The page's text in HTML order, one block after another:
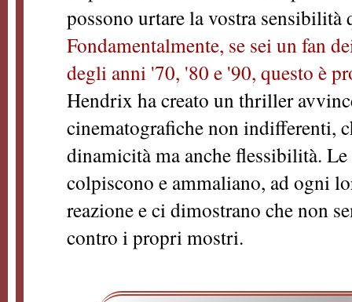
possono urtare la vostra
Fondamentalmente, se sei un fan
degli anni '70, '80 e '90, questo è
Hendrix ha creato un thriller
cinematografiche non indifferenti,
dinamicità ma anche flessibilità.
colpiscono e ammaliano, ad ogni
reazione e ci dimostrano che non
contro i propri mostri.